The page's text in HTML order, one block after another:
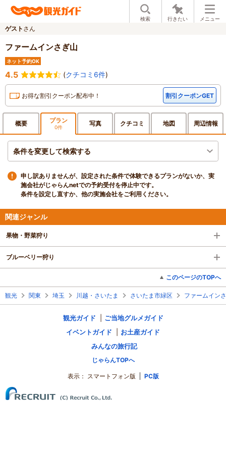
検索 行きたい メニュー
ゲスト さん
ファームインさぎ山
ネット予約OK
4.5 (クチコミ6件)
お得な割引クーポン配布中！ 割引クーポンGET
概要 プラン
0件 写真 クチコミ 地図 周辺情報
条件を変更して検索する
申し訳ありませんが、設定された条件で体験できるプランがないか、実
施会社がじゃらんnetでの予約受付を停止中です。
条件を設定し直すか、他の実施会社をご利用ください。
関連ジャンル
果物・野菜狩り
ブルーベリー狩り
このページのTOPへ
観光 関東 埼玉 川越・さいたま さいたま市緑区 ファームイン
観光ガイド
ご当地グルメガイド
イベントガイド
お土産ガイド
みんなの旅行記
じゃらんTOPへ
表示： スマートフォン版 PC版